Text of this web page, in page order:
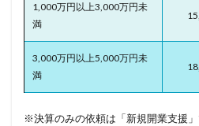
1,000万円以上3,000万円未
満
3,000万円以上5,000万円未
満
※決算のみの依頼は「新規開業支援」